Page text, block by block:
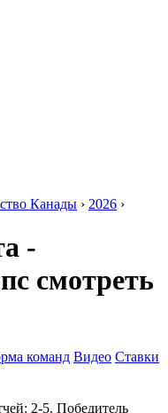
Канады › 2026 ›
-
смотреть
команд Видео Ставки
2-5. Победитель